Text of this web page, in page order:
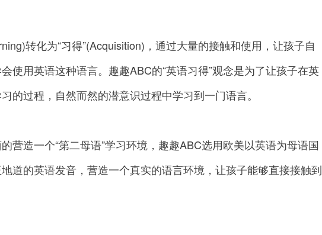
转化为“习得”(Acquisition)，通过大量的接触和使用，让孩子自
使用英语这种语言。趣趣ABC的“英语习得”观念是为了让孩子在英
的过程，自然而然的潜意识过程中学习到一门语言。
造一个“第二母语”学习环境，趣趣ABC选用欧美以英语为母语国
道的英语发音，营造一个真实的语言环境，让孩子能够直接接触到